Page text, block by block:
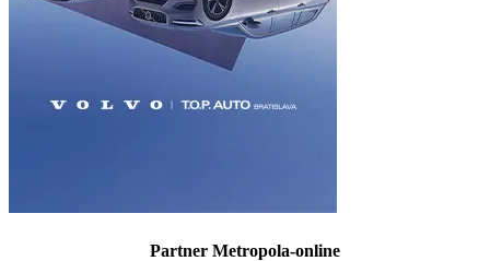
Partner Metropola-online